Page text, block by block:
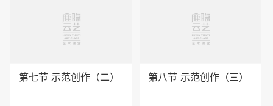
第七节 示范创作（二） 第八节 示范创作（三）